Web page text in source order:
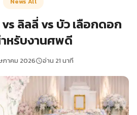
ลิลลี่ vs บัว เลือกดอก
หรับงานศพดี
ภาคม 2026 อ่าน 21 นาที